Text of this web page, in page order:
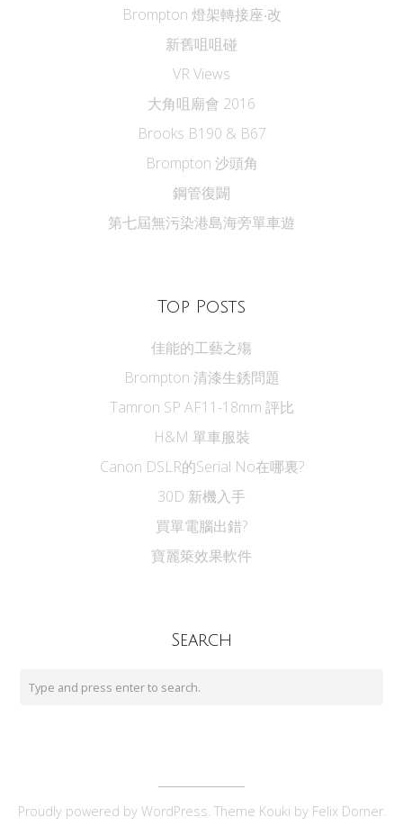
Brompton 燈架轉接座‧改
新舊咀咀碰
VR Views
大角咀廟會 2016
Brooks B190 & B67
Brompton 沙頭角
鋼管復闢
第七屆無污染港島海旁單車遊
Top Posts
佳能的工藝之殤
Brompton 清漆生銹問題
Tamron SP AF11-18mm 評比
H&M 單車服裝
Canon DSLR的Serial No在哪裏?
30D 新機入手
買單電腦出錯?
寶麗箂效果軟件
Search
Proudly powered by WordPress . Theme Kouki by Felix Dorner.